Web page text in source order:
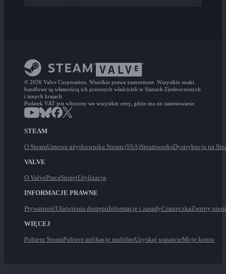
© 2026 Valve Corporation. Wszelkie prawa zastrzeżone. Wszystkie znaki
handlowe są własnością ich prawnych właścicieli w Stanach Zjednoczonych
i innych krajach.
Podatek VAT jest wliczony we wszystkie ceny, gdzie ma on zastosowanie.
STEAM
O SteamUmowa użytkownika Steam (SSA)SteamworksDystrybucja na
VALVE
O ValvePracaSprzętUtylizacja
INFORMACJE PRAWNE
PrywatnośćUłatwienia dostępuInformacje i zasadyCiasteczkaZwroty
WIĘCEJ
Pobierz SteamPobierz aplikacje mobilneUzyskaj wsparcieMoje konto